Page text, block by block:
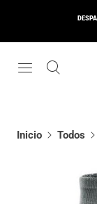
Inicio Todos